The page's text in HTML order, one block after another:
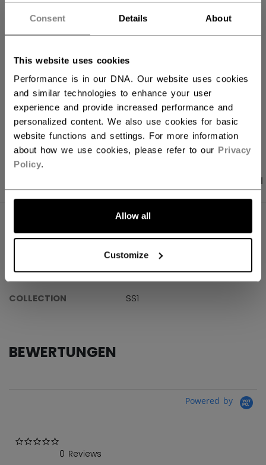
Consent Details About
This website uses cookies
Performance is in our DNA. Our website uses cookies
and similar technologies to enhance your user
experience and provide increased performance and
personalized content. We also use cookies for basic
website functions and settings. For more information
about how we use cookies, please refer to our Privacy
Policy.
Allow all
Customize
FILIALVERFÜGBARKEIT
Versandbestimmungen
Kostenfreie Rücksendungen
LINKS ZUM
BEWERTUNGEN
ANGABEN
FHO61A-AD
AGE GROUP
Adult
COLLECTION
SS1
BEWERTUNGEN
Powered by
0 Reviews